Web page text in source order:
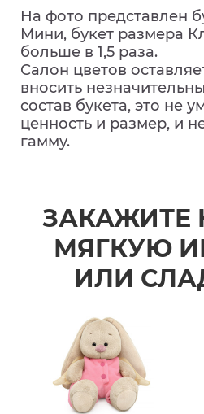
На фото представлен
Мини, букет размера
больше в 1,5 раза.
Салон цветов
вносить
состав букета, это не
ценность и размер, и
гамму.
ЗАКАЖИТЕ
МЯГКУЮ
ИЛИ